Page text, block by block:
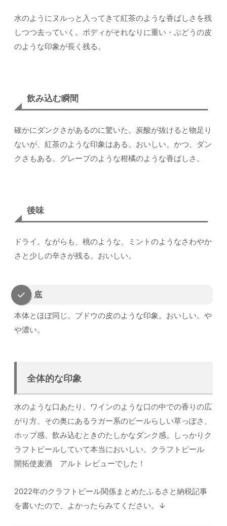
水のようにヌルっと入ってきて紅茶のような香ばしさを残
しつつ去っていく。ボディがそれなりに重い・ぶどうの皮
のような印象が長く残る。
飲み込む瞬間
確かにダンクさがあるのに驚いた。炭酸が抜けると物足り
ないが、紅茶のような印象はある。おいしい。かつ、ダン
クさもある。グレープのような柑橘のような香ばしさ。
後味
ドライ。ながらも、桃のような、ミントのようなさわやか
さと少しの辛さが残る。おいしい。
底
本体とほぼ同じ。ブドウの皮のような印象。おいしい。や
や濃い。
全体的な印象
水のような口あたり、ワインのような口の中での香りの広
がり方、その奥にあるラガー系のビールらしい草っぽさ、
ホップ感、飲み込むときのたしかなダンク感。しっかりク
ラフトビールしていて本当においしい。クラフトビール
開拓使麦酒 アルト レビューでした！
2022年のクラフトビール関係まとめたふるさと納税記事
を書いたので、よかったらみてください。↓